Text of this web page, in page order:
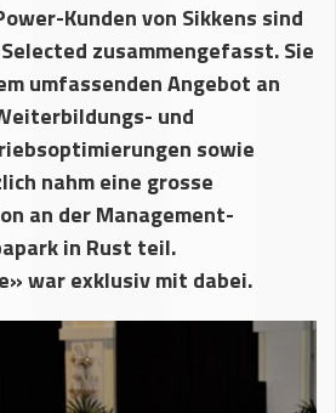
Kunden von Sikkens sind
zusammengefasst. Sie
umfassenden Angebot an
und
sowie
nahm eine grosse
an der Management-
in Rust teil.
war exklusiv mit dabei.